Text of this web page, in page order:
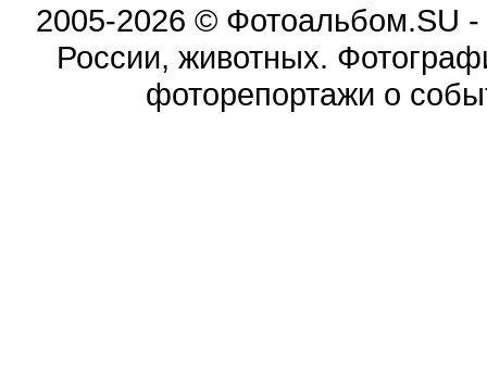
2005-2026 © Фотоальбом.SU -
России, животных.
фоторепортажи о